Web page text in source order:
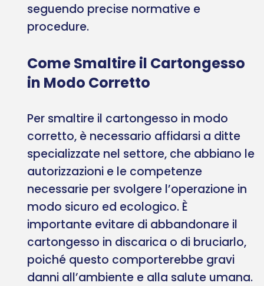
seguendo precise normative e
procedure.
Come Smaltire il Cartongesso
in Modo Corretto
Per smaltire il cartongesso in modo
corretto, è necessario affidarsi a ditte
specializzate nel settore, che abbiano le
autorizzazioni e le competenze
necessarie per svolgere l’operazione in
modo sicuro ed ecologico. È
importante evitare di abbandonare il
cartongesso in discarica o di bruciarlo,
poiché questo comporterebbe gravi
danni all’ambiente e alla salute umana.